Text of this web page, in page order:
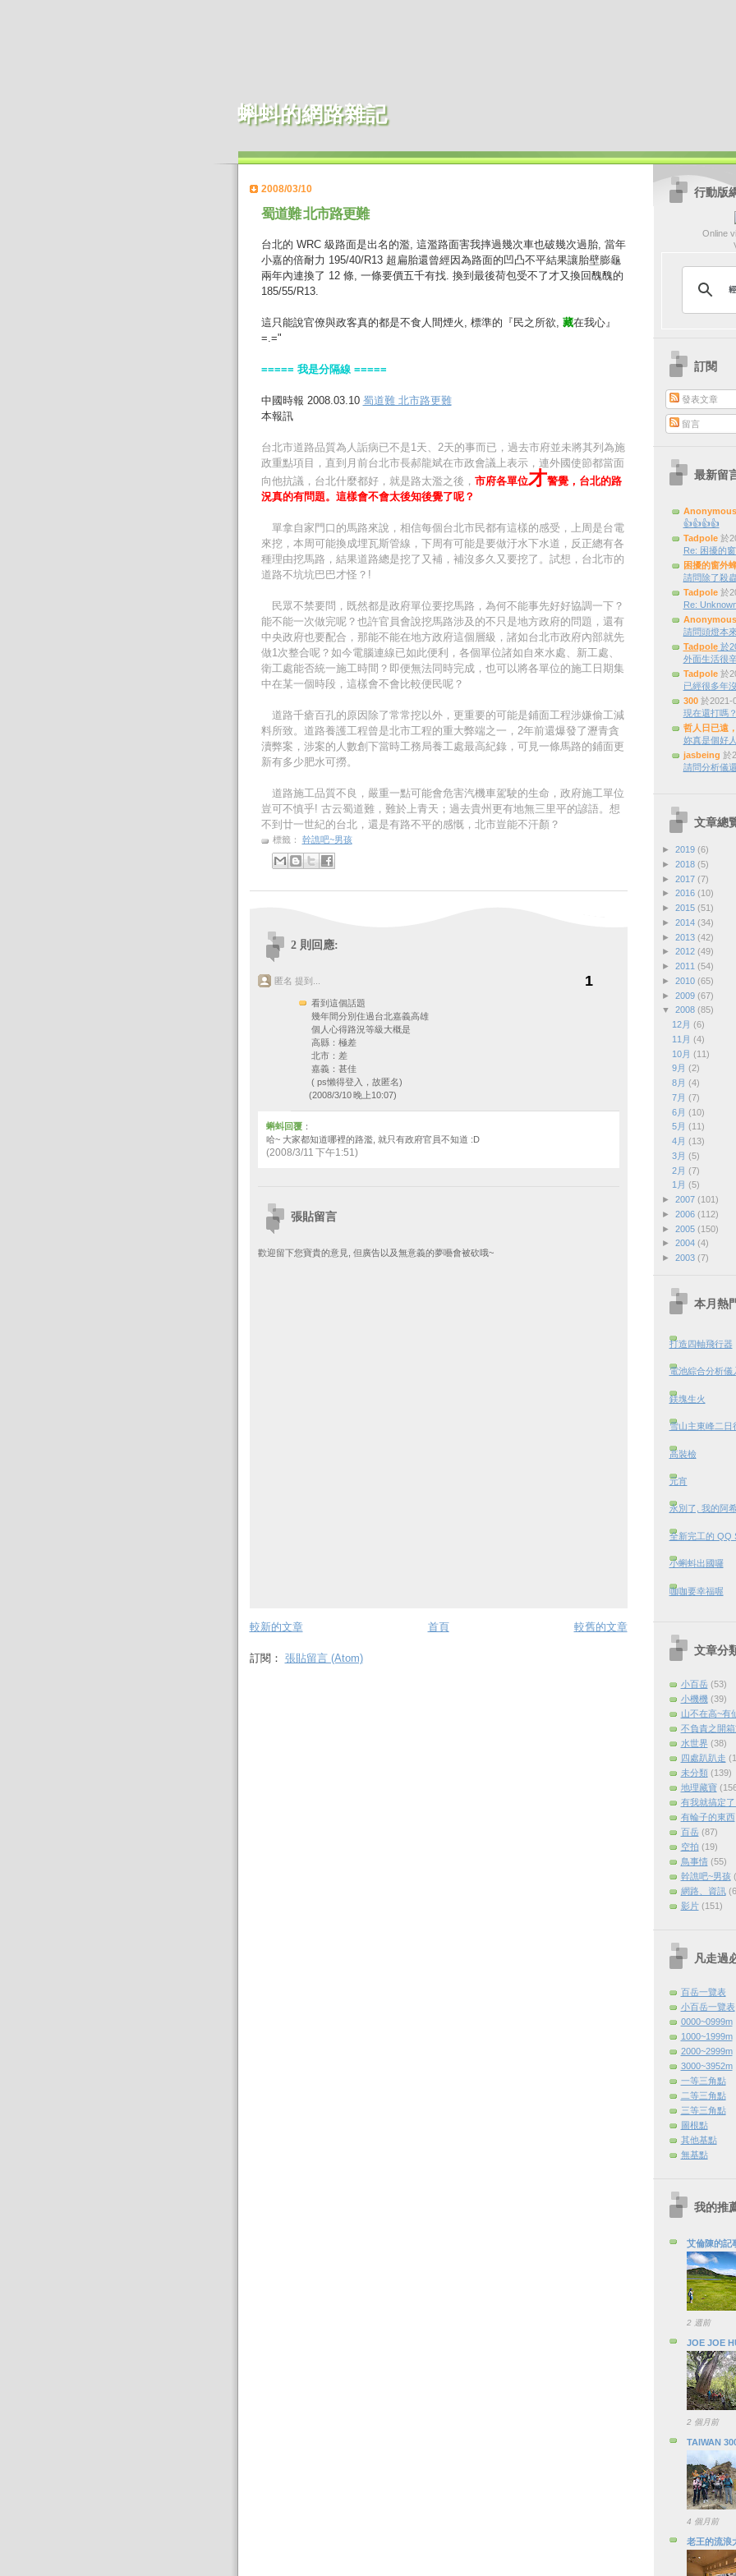
蝌蚪的網路雜記
2008/03/10
蜀道難 北市路更難
台北的 WRC 級路面是出名的濫, 這濫路面害我摔過幾次車也破幾次過胎, 當年
小嘉的倍耐力 195/40/R13 超扁胎還曾經因為路面的凹凸不平結果讓胎壁膨龜
兩年內連換了 12 條, 一條要價五千有找. 換到最後荷包受不了才又換回醜醜的
185/55/R13.
這只能說官僚與政客真的都是不食人間煙火, 標準的『民之所欲, 藏在我心』
=.="
===== 我是分隔線 =====
中國時報 2008.03.10 蜀道難 北市路更難
本報訊
台北市道路品質為人詬病已不是1天、2天的事而已 ，過去市府並未將其列為施
政重點項目，直到月前台北市長郝龍斌在市政會議上表示， 連外國使節都當面
向他抗議，台北什麼都好，就是路太濫之後， 市府各單位才警覺，台北的路
況真的有問題。 這樣會不會太後知後覺了呢？
單拿自家門口的馬路來說，相信每個台北市民都有這樣的感受，上周是台電
來挖，本周可能換成埋瓦斯管線，下周有可能是要做汙水下水道，反正總有各
種理由挖馬路，結果道路總是挖了又補，補沒多久又要挖了。試想，台北市的
道路不坑坑巴巴才怪？!
民眾不禁要問，既然都是政府單位要挖馬路，為何不能事先好好協調一下？
能不能一次做完呢？也許官員會說挖馬路涉及的不只是地方政府的問題，還有
中央政府也要配合，那能不能在地方政府這個層級，諸如台北市政府內部就先
做1次整合呢？如今電腦連線已如此便利，各個單位諸如自來水處、新工處、
衛工處能否統一施工時間？即便無法同時完成，也可以將各單位的施工日期集
中在某一個時段，這樣會不會比較便民呢？
道路千瘡百孔的原因除了常常挖以外，更重要的可能是鋪面工程涉嫌偷工減
料所致。道路養護工程曾是北市工程的重大弊端之一，2年前還爆發了瀝青貪
瀆弊案，涉案的人數創下當時工務局養工處最高紀錄，可見一條馬路的鋪面更
新有多少肥水可撈。
道路施工品質不良，嚴重一點可能會危害汽機車駕駛的生命，政府施工單位
豈可不慎乎! 古云蜀道難，難於上青天；過去貴州更有地無三里平的諺語。想
不到廿一世紀的台北，還是有路不平的感慨，北市豈能不汗顏？
標籤： 幹譙吧~男孩
2 則回應:
匿名 提到... 1
看到這個話題
幾年間分別住過台北嘉義高雄
個人心得路況等級大概是
高縣：極差
北市：差
嘉義：甚佳
( ps懶得登入，故匿名)
(2008/3/10 晚上10:07)
蝌蚪回覆：
哈~ 大家都知道哪裡的路濫, 就只有政府官員不知道 :D
(2008/3/11 下午1:51)
張貼留言
歡迎留下您寶貴的意見, 但廣告以及無意義的夢囈會被砍哦~
較新的文章 較舊的文章
首頁
訂閱： 張貼留言 (Atom)
行動版
Online
訂閱
發表文章
留言
最新留
Anonymous
👍👍👍👍
Tadpole於
Re: 困擾的
困擾的窗外
請問除了殺
Tadpole於
Re:
Anonymous
請問頭燈本
Tadpole於
外面生活很
Tadpole於
已經很多年
300於2021-
現在還打嗎？
哲人日已遠
妳真是個好人
jasbeing 於
請問分析儀
文章總
► 2019 (6)
► 2018 (5)
► 2017 (7)
► 2016 (10)
► 2015 (51)
► 2014 (34)
► 2013 (42)
► 2012 (49)
► 2011 (54)
► 2010 (65)
► 2009 (67)
▼ 2008 (85)
12月 (6)
11月 (4)
10月 (11)
9月 (2)
8月 (4)
7月 (7)
6月 (10)
5月 (11)
4月 (13)
3月 (5)
2月 (7)
1月 (5)
► 2007 (101)
► 2006 (112)
► 2005 (150)
► 2004 (4)
► 2003 (7)
本月熱
打造四軸飛行器
電池綜合分析儀
鎂塊生火
雪山主東峰二日
高裝檢
元宵
永別了, 我的阿
全新完工的 QQ
小蝌蚪出國囉
咖咖要幸福喔
文章分
小百岳 (53)
小機機 (39)
山不在高~有
不負責之開箱
水世界 (38)
四處趴趴走
未分類 (139)
地理藏寶
有我就搞定
有輪子的東西
百岳 (87)
空拍 (19)
鳥事情 (55)
幹譙吧~男孩
網路、資訊
影片 (151)
凡走過
百岳一覽表
小百岳一覽表
0000~0999m
1000~1999m
2000~2999m
3000~3952m
一等三角點
二等三角點
三等三角點
圖根點
其他基點
無基點
我的推
艾倫陳的記
2 週前
JOE JOE
2 個月前
TAIWAN
4 個月前
老王的流浪